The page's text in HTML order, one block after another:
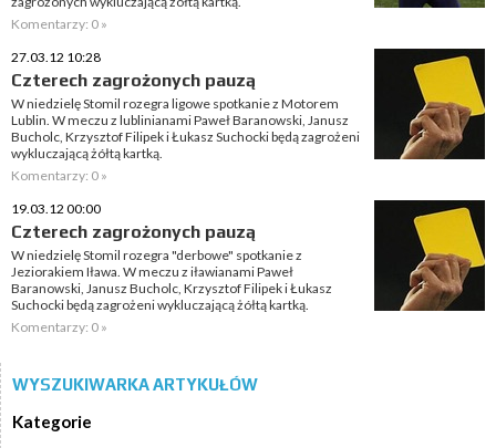
Komentarzy: 0 »
27.03.12 10:28
Czterech zagrożonych pauzą
W niedzielę Stomil rozegra ligowe spotkanie z Motorem
Lublin. W meczu z lublinianami Paweł Baranowski, Janusz
Bucholc, Krzysztof Filipek i Łukasz Suchocki będą zagrożeni
wykluczającą żółtą kartką.
Komentarzy: 0 »
19.03.12 00:00
Czterech zagrożonych pauzą
W niedzielę Stomil rozegra "derbowe" spotkanie z
Jeziorakiem Iława. W meczu z iławianami Paweł
Baranowski, Janusz Bucholc, Krzysztof Filipek i Łukasz
Suchocki będą zagrożeni wykluczającą żółtą kartką.
Komentarzy: 0 »
WYSZUKIWARKA ARTYKUŁÓW
Kategorie